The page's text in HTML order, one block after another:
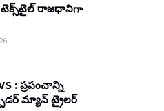
రాజధానిగా
: ప్రపంచాన్ని
మ్యాన్ ట్రైలర్